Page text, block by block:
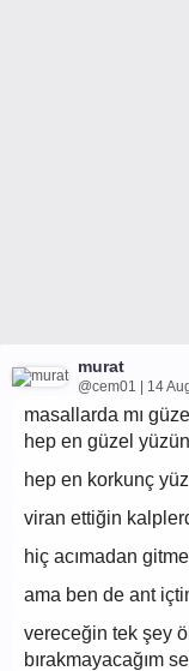
murat
@cem01 | 14
masallarda mı
hep en güzel
hep en korkunç
viran ettiğin
hiç acımadan
ama ben de ant
vereceğin tek şey
bırakmayacağım